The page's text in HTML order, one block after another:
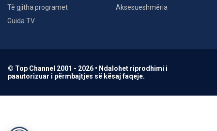
Të gjitha programet
Guida TV
Aksesueshmëria
© Top Channel 2001 - 2026 • Ndalohet riprodhimi i
paautorizuar i përmbajtjes së kësaj faqeje.